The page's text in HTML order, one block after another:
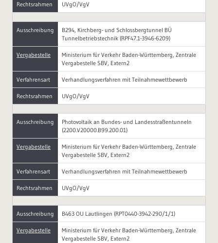
Rechtsrahmen UVgO/VgV
Ausschreibung
B294, Kirchberg- und Schlossbergtunnel BÜ
Tunnelbetriebstechnik (RPF47.1-3946-6209)
Vergabestelle
Ministerium für Verkehr Baden-Württemberg, Zentrale
Vergabestelle SBV, Extern2
Verfahrensart Verhandlungsverfahren mit Teilnahmewettbewerb
Rechtsrahmen UVgO/VgV
Ausschreibung
Photovoltaik an Bundes- und Landesstraßentunneln
(2200.V20000.B99.200.01)
Vergabestelle
Ministerium für Verkehr Baden-Württemberg, Zentrale
Vergabestelle SBV, Extern2
Verfahrensart Verhandlungsverfahren mit Teilnahmewettbewerb
Rechtsrahmen UVgO/VgV
Ausschreibung B463 OU Lautlingen (RPT0440-3942-290/1/1)
Vergabestelle
Ministerium für Verkehr Baden-Württemberg, Zentrale
Vergabestelle SBV, Extern2